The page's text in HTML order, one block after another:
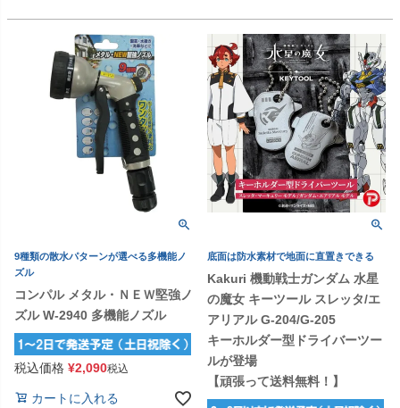
9種類の散水パターンが選べる多機能ノ
ズル
コンパル メタル・ＮＥＷ堅強ノ
ズル W-2940 多機能ノズル
税込価格 ¥2,090税込
カートに入れる
底面は防水素材で地面に直置きできる
Kakuri 機動戦士ガンダム 水星
の魔女 キーツール スレッタ/エ
アリアル G-204/G-205
キーホルダー型ドライバーツー
ルが登場
【頑張って送料無料！】